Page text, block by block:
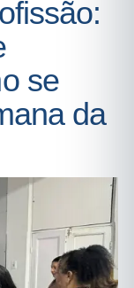
se
da